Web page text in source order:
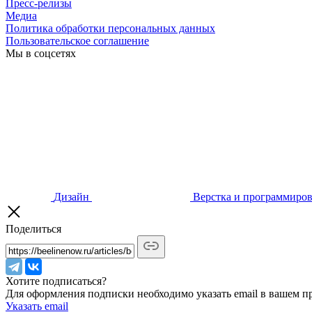
Пресс-релизы
Медиа
Политика обработки персональных данных
Пользовательское соглашение
Мы в соцсетях
Дизайн Верстка и
Поделиться
Хотите подписаться?
Для оформления подписки необходимо указать email в вашем
Указать email